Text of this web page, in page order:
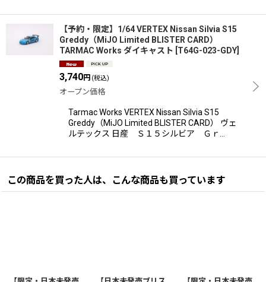
【予約・限定】1/64 VERTEX Nissan Silvia S15
Greddy（MiJO Limited BLISTER CARD）
TARMAC Works ダイキャスト T64G-023-GDY
3,740円 (税込)
オープン価格
Tarmac Works VERTEX Nissan Silvia S15
Greddy（MiJO Limited BLISTER CARD） ヴェ
ルテックス 日産 Ｓ１５シルビア Ｇｒ…
この商品を買った人は、こんな商品も買っています